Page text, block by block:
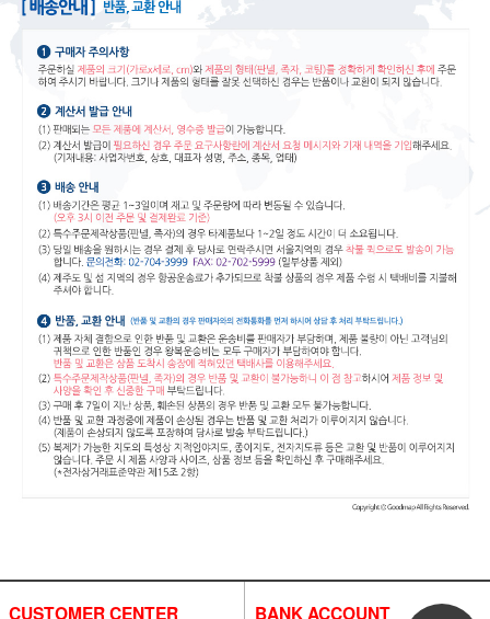
CUSTOMER CENTER BANK ACCOUNT